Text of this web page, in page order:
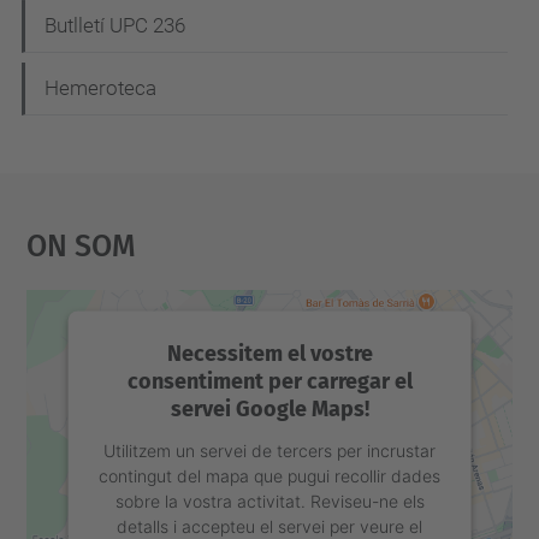
v
g
i
Butlletí UPC 236
Hemeroteca
On Som
Necessitem el vostre
consentiment per carregar el
servei Google Maps!
Utilitzem un servei de tercers per incrustar
contingut del mapa que pugui recollir dades
sobre la vostra activitat. Reviseu-ne els
detalls i accepteu el servei per veure el